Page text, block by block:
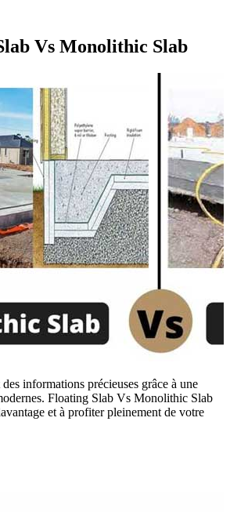
Vs Monolithic Slab
informations précieuses grâce à une
Floating Slab Vs Monolithic Slab
et à profiter pleinement de votre